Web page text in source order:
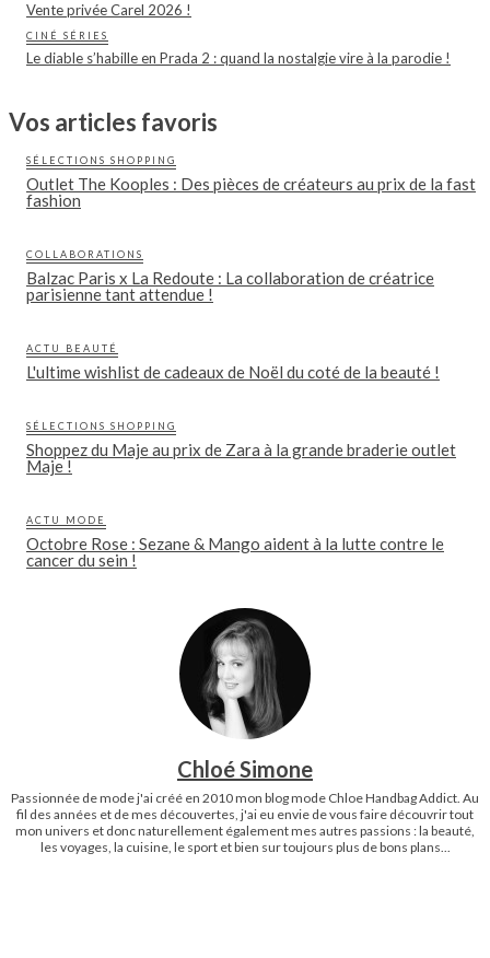
Vente privée Carel 2026 !
CINÉ SÉRIES
Le diable s’habille en Prada 2 : quand la nostalgie vire à la parodie !
Vos articles favoris
SÉLECTIONS SHOPPING
Outlet The Kooples : Des pièces de créateurs au prix de la fast
fashion
COLLABORATIONS
Balzac Paris x La Redoute : La collaboration de créatrice
parisienne tant attendue !
ACTU BEAUTÉ
L'ultime wishlist de cadeaux de Noël du coté de la beauté !
SÉLECTIONS SHOPPING
Shoppez du Maje au prix de Zara à la grande braderie outlet
Maje !
ACTU MODE
Octobre Rose : Sezane & Mango aident à la lutte contre le
cancer du sein !
Chloé Simone
Passionnée de mode j'ai créé en 2010 mon blog mode Chloe Handbag Addict. Au
fil des années et de mes découvertes, j'ai eu envie de vous faire découvrir tout
mon univers et donc naturellement également mes autres passions : la beauté,
les voyages, la cuisine, le sport et bien sur toujours plus de bons plans...